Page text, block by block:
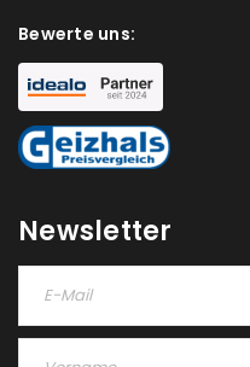
NEWSLETTER
Please select all the
us
Ja, ich möchte ein
akzeptiere die
REGISTRIEREN
Bewerte uns:
Newsletter